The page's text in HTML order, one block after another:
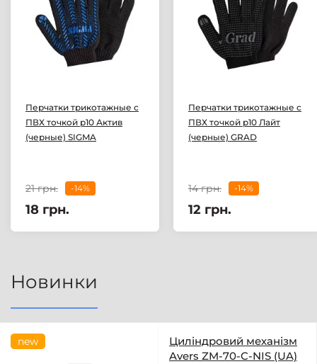
Перчатки трикотажные с
ПВХ точкой р10 Актив
(черные) SIGMA
21 грн. -14%
18 грн.
Перчатки трикотажные с
ПВХ точкой р10 Лайт
(черные) GRAD
14 грн. -14%
12 грн.
Новинки
new
Циліндровий механізм
Avers ZM-70-C-NIS (UA)